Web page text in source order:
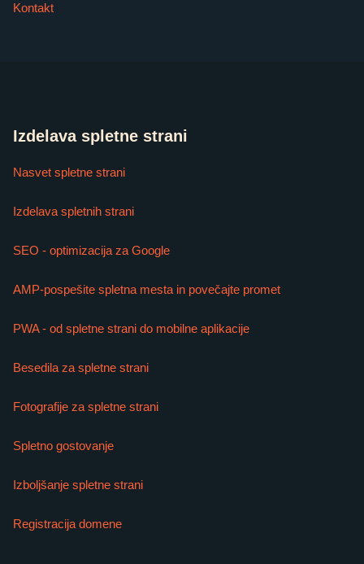
Kontakt
Izdelava spletne strani
Nasvet spletne strani
Izdelava spletnih strani
SEO - optimizacija za Google
AMP-pospešite spletna mesta in povečajte promet
PWA - od spletne strani do mobilne aplikacije
Besedila za spletne strani
Fotografije za spletne strani
Spletno gostovanje
Izboljšanje spletne strani
Registracija domene